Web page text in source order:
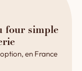
four simple
en France